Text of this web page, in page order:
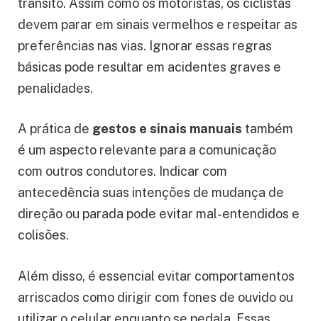
trânsito. Assim como os motoristas, os ciclistas
devem parar em sinais vermelhos e respeitar as
preferências nas vias. Ignorar essas regras
básicas pode resultar em acidentes graves e
penalidades.
A prática de gestos e sinais manuais também
é um aspecto relevante para a comunicação
com outros condutores. Indicar com
antecedência suas intenções de mudança de
direção ou parada pode evitar mal-entendidos e
colisões.
Além disso, é essencial evitar comportamentos
arriscados como dirigir com fones de ouvido ou